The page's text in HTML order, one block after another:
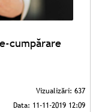
cumpărare